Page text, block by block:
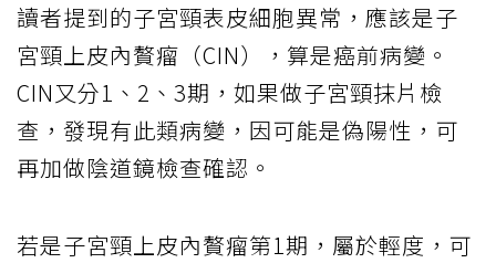
讀者提到的子宮頸表皮細胞異常，應該是子
宮頸上皮內贅瘤（CIN），算是癌前病變。
CIN又分1、2、3期，如果做子宮頸抹片檢
查，發現有此類病變，因可能是偽陽性，可
再加做陰道鏡檢查確認。
若是子宮頸上皮內贅瘤第1期，屬於輕度，可